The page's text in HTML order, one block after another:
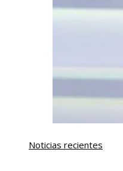
Noticias recientes